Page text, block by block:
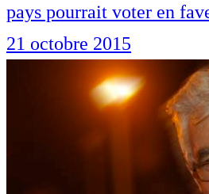
pays pourrait voter en
21 octobre 2015